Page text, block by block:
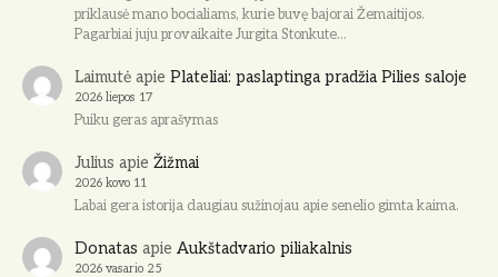
priklausė mano bocialiams, kurie buvę bajorai Žemaitijos.
Pagarbiai juju provaikaite Jurgita Stonkute…
Laimutėapie Plateliai: paslaptinga pradžia Pilies saloje
2026 liepos 17
Puiku geras aprašymas
Julius apie Žižmai
2026 kovo 11
Labai gera istorija daugiau sužinojau apie senelio gimta kaima.
Donatas apie Aukštadvario piliakalnis
2026 vasario 25